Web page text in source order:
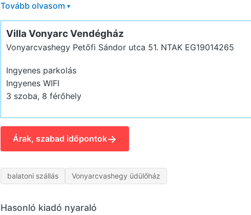
Tovább olvasom ▾
Villa Vonyarc Vendégház
Vonyarcvashegy Petőfi Sándor utca 51. NTAK EG19014265
Ingyenes parkolás
Ingyenes WIFI
3 szoba, 8 férőhely
Árak, szabad időpontok→
balatoni szállás Vonyarcvashegy üdülőház
Hasonló kiadó nyaraló